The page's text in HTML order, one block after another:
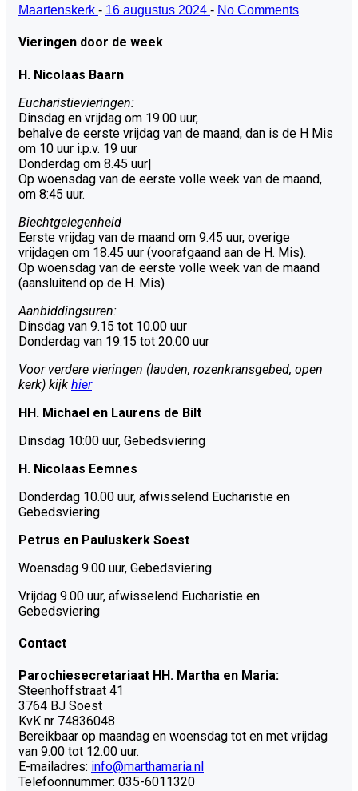
Maartenskerk - 16 augustus 2024 - No Comments
Vieringen door de week
H. Nicolaas Baarn
Eucharistievieringen:
Dinsdag en vrijdag om 19.00 uur,
behalve de eerste vrijdag van de maand, dan is de H Mis
om 10 uur i.p.v. 19 uur
Donderdag om 8.45 uur|
Op woensdag van de eerste volle week van de maand,
om 8:45 uur.
Biechtgelegenheid
Eerste vrijdag van de maand om 9.45 uur, overige
vrijdagen om 18.45 uur (voorafgaand aan de H. Mis).
Op woensdag van de eerste volle week van de maand
(aansluitend op de H. Mis)
Aanbiddingsuren:
Dinsdag van 9.15 tot 10.00 uur
Donderdag van 19.15 tot 20.00 uur
Voor verdere vieringen (lauden, rozenkransgebed, open
kerk) kijk hier
HH. Michael en Laurens de Bilt
Dinsdag 10:00 uur, Gebedsviering
H. Nicolaas Eemnes
Donderdag 10.00 uur, afwisselend Eucharistie en
Gebedsviering
Petrus en Pauluskerk Soest
Woensdag 9.00 uur, Gebedsviering
Vrijdag 9.00 uur, afwisselend Eucharistie en
Gebedsviering
Contact
Parochiesecretariaat HH. Martha en Maria:
Steenhoffstraat 41
3764 BJ Soest
KvK nr 74836048
Bereikbaar op maandag en woensdag tot en met vrijdag
van 9.00 tot 12.00 uur.
E-mailadres: info@marthamaria.nl
Telefoonnummer: 035-6011320